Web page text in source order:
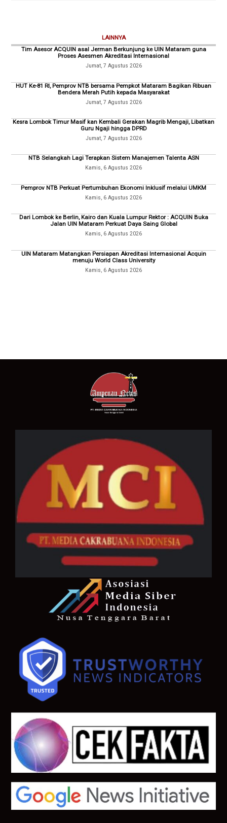
LAINNYA
Tim Asesor ACQUIN asal Jerman Berkunjung ke UIN Mataram guna
Proses Asesmen Akreditasi Internasional
Jumat, 7 Agustus 2026
HUT Ke-81 RI, Pemprov NTB bersama Pempkot Mataram Bagikan Ribuan
Bendera Merah Putih kepada Masyarakat
Jumat, 7 Agustus 2026
Kesra Lombok Timur Masif kan Kembali Gerakan Magrib Mengaji, Libatkan
Guru Ngaji hingga DPRD
Jumat, 7 Agustus 2026
NTB Selangkah Lagi Terapkan Sistem Manajemen Talenta ASN
Kamis, 6 Agustus 2026
Pemprov NTB Perkuat Pertumbuhan Ekonomi Inklusif melalui UMKM
Kamis, 6 Agustus 2026
Dari Lombok ke Berlin, Kairo dan Kuala Lumpur Rektor : ACQUIN Buka
Jalan UIN Mataram Perkuat Daya Saing Global
Kamis, 6 Agustus 2026
UIN Mataram Matangkan Persiapan Akreditasi Internasional Acquin
menuju World Class University
Kamis, 6 Agustus 2026